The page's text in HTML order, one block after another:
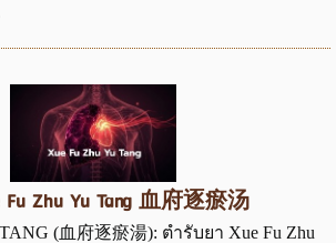
Fu Zhu Yu Tang 血府逐瘀汤
(血府逐瘀湯): ตำรับยา Xue Fu Zhu